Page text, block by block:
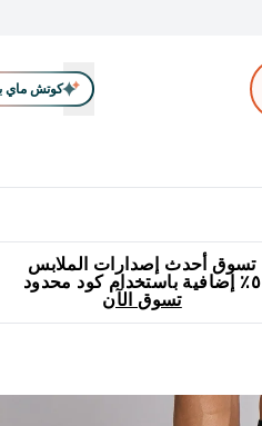
كوتش ماي
تسوق أحدث إصدارات الملابس
٥٪ إضافية باستخدام كود محدود
تسوق الآن